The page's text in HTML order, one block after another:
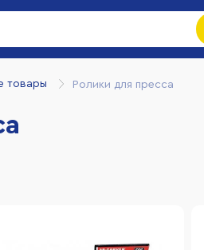
товары Ролики для пресса